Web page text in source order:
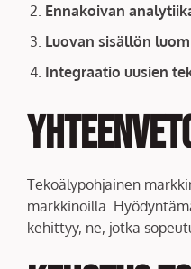
Ennakoivan
Luovan sisällön
Integraatio uusien
Tekoälypohjainen
markkinoilla.
kehittyy, ne, jotka